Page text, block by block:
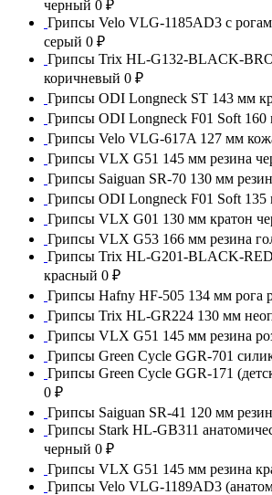
черный 0 ₽
Грипсы Velo VLG-1185AD3 с
серый 0 ₽
Грипсы Trix HL-G132-BLACK-
коричневый 0 ₽
Грипсы ODI Longneck ST 143 мм
Грипсы ODI Longneck F01 Soft 160
Грипсы Velo VLG-617A 127 мм
Грипсы VLX G51 145 мм резина
Грипсы Saiguan SR-70 130 мм
Грипсы ODI Longneck F01 Soft 135
Грипсы VLX G01 130 мм кратон
Грипсы VLX G53 166 мм резина
Грипсы Trix HL-G201-BLACK-
красный 0 ₽
Грипсы Hafny HF-505 134 мм рога
Грипсы Trix HL-GR224 130 мм
Грипсы VLX G51 145 мм резина
Грипсы Green Cycle GGR-701
Грипсы Green Cycle GGR-171
0 ₽
Грипсы Saiguan SR-41 120 мм
Грипсы Stark HL-GB311
черный 0 ₽
Грипсы VLX G51 145 мм резина
Грипсы Velo VLG-1189AD3